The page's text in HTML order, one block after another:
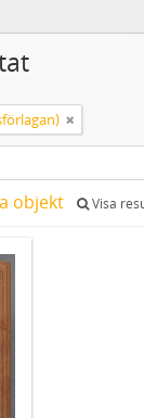
objekt Visa